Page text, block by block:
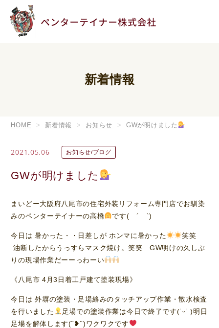
新着情報
HOME 新着情報 お知らせ GWが明けました
2021.05.06 お知らせ/ブログ
GWが明けました
まいどー大阪府八尾市の住宅外装リフォーム専門店でお馴染
みのペンターテイナーの高橋
です( ´ゝ`)
今日は 暑かった・・日差しが ホンマに暑かった
笑笑
油断したからうっすらマスク焼け。笑笑 GW明けの久しぶ
りの現場作業だーーっわーい
《八尾市 4月3日着工戸建て塗装現場》
今日は 外塀の塗装・足場絡みのタッチアップ作業・散水検査
を行いました
足場での塗装作業は今日で終了です(˙ᵕ​˙ )明日
足場を解体します(˘❥˘)ワクワクです